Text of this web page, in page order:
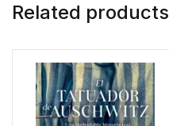
Related products